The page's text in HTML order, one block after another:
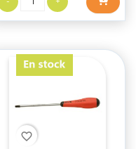
favorite_border